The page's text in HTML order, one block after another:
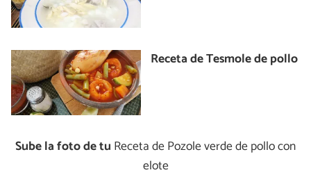
Receta de Tesmole de pollo
Sube la foto de tu Receta de Pozole verde de pollo con
elote